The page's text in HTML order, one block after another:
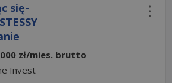
się-
zł/mies. brutto
Invest